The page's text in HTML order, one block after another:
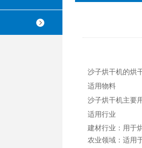
沙子烘干机的烘
适用物料
沙子烘干机主要
适用行业
建材行业 ：用于
农业领域 ：适用